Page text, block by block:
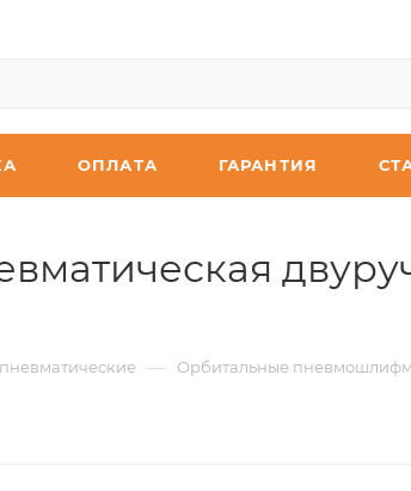
ОПЛАТА ГАРАНТИЯ
—
Орбитальные